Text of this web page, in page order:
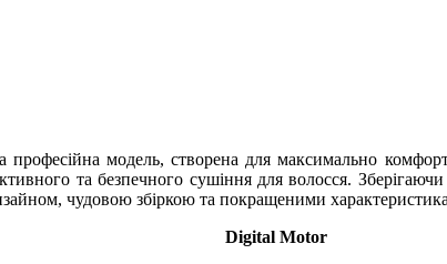
професійна модель, створена для максимально
та безпечного сушіння для волосся.
чудовою збіркою та покращеними
Digital Motor